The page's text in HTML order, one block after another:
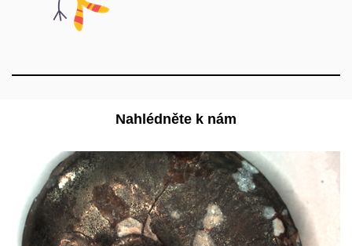
Nahlédněte k nám